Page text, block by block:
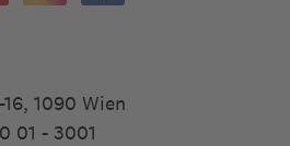
1090 Wien
01 - 3001